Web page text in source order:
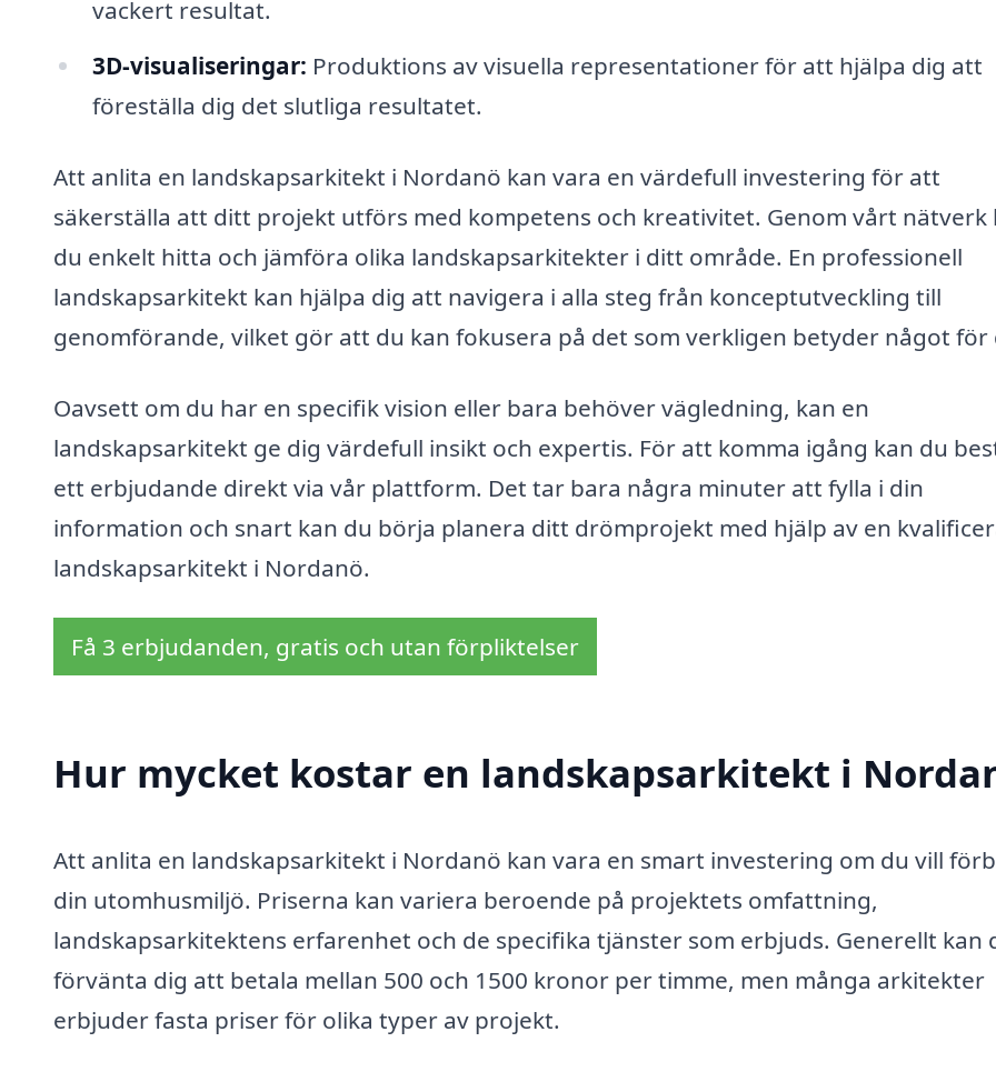
vackert resultat.
3D-visualiseringar: Produktions av visuella representationer för att hjälpa dig att
föreställa dig det slutliga resultatet.
Att anlita en landskapsarkitekt i Nordanö kan vara en värdefull investering för att
säkerställa att ditt projekt utförs med kompetens och kreativitet. Genom vårt nätverk
du enkelt hitta och jämföra olika landskapsarkitekter i ditt område. En professionell
landskapsarkitekt kan hjälpa dig att navigera i alla steg från konceptutveckling till
genomförande, vilket gör att du kan fokusera på det som verkligen betyder något för
Oavsett om du har en specifik vision eller bara behöver vägledning, kan en
landskapsarkitekt ge dig värdefull insikt och expertis. För att komma igång kan du
ett erbjudande direkt via vår plattform. Det tar bara några minuter att fylla i din
information och snart kan du börja planera ditt drömprojekt med hjälp av en
landskapsarkitekt i Nordanö.
Få 3 erbjudanden, gratis och utan förpliktelser
Hur mycket kostar en landskapsarkitekt i
Att anlita en landskapsarkitekt i Nordanö kan vara en smart investering om du vill
din utomhusmiljö. Priserna kan variera beroende på projektets omfattning,
landskapsarkitektens erfarenhet och de specifika tjänster som erbjuds. Generellt kan
förvänta dig att betala mellan 500 och 1500 kronor per timme, men många arkitekter
erbjuder fasta priser för olika typer av projekt.